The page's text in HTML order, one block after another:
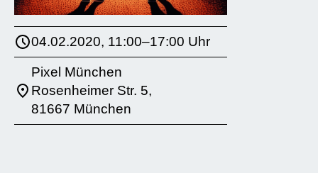
04.02.2020, 11:00–17:00 Uhr
Pixel München
Rosenheimer Str. 5,
81667 München